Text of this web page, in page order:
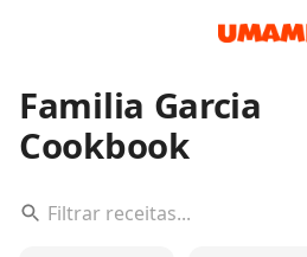
Familia Garcia
Cookbook